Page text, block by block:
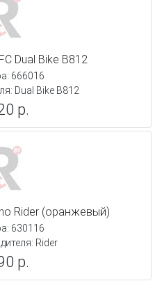
Dual Bike B812
666016
Dual Bike B812
р.
Rider (оранжевый)
630116
Rider
р.